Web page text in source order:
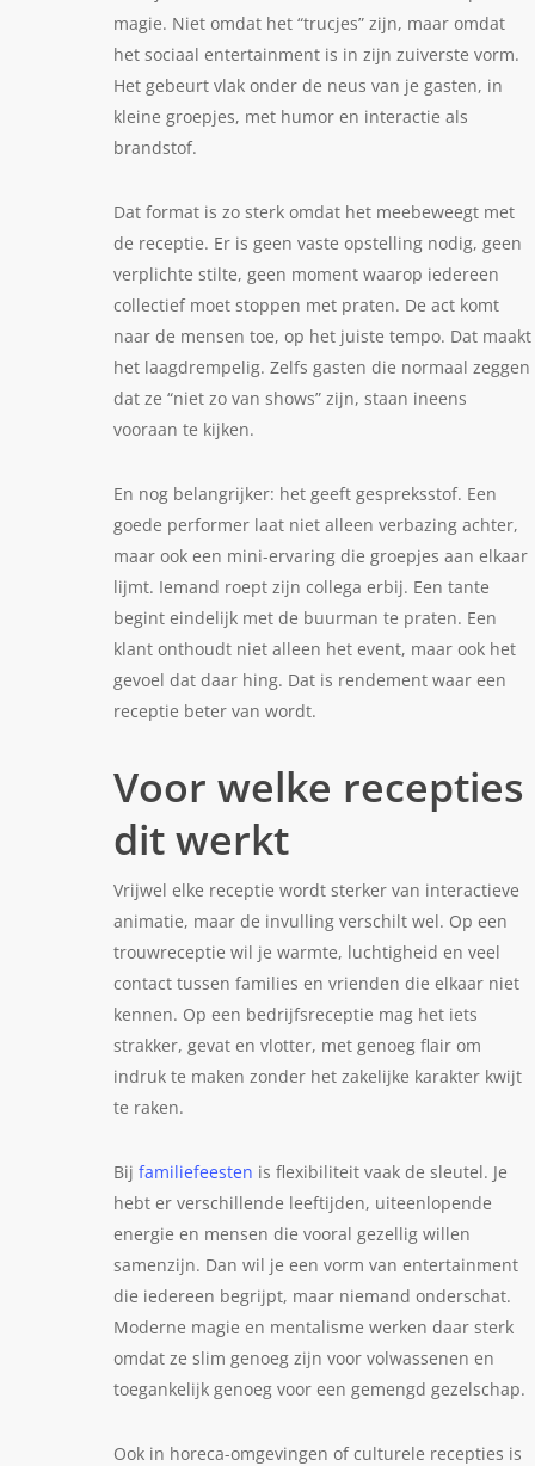
magie. Niet omdat het “trucjes” zijn, maar omdat
het sociaal entertainment is in zijn zuiverste vorm.
Het gebeurt vlak onder de neus van je gasten, in
kleine groepjes, met humor en interactie als
brandstof.
Dat format is zo sterk omdat het meebeweegt met
de receptie. Er is geen vaste opstelling nodig, geen
verplichte stilte, geen moment waarop iedereen
collectief moet stoppen met praten. De act komt
naar de mensen toe, op het juiste tempo. Dat maakt
het laagdrempelig. Zelfs gasten die normaal zeggen
dat ze “niet zo van shows” zijn, staan ineens
vooraan te kijken.
En nog belangrijker: het geeft gespreksstof. Een
goede performer laat niet alleen verbazing achter,
maar ook een mini-ervaring die groepjes aan elkaar
lijmt. Iemand roept zijn collega erbij. Een tante
begint eindelijk met de buurman te praten. Een
klant onthoudt niet alleen het event, maar ook het
gevoel dat daar hing. Dat is rendement waar een
receptie beter van wordt.
Voor welke recepties
dit werkt
Vrijwel elke receptie wordt sterker van interactieve
animatie, maar de invulling verschilt wel. Op een
trouwreceptie wil je warmte, luchtigheid en veel
contact tussen families en vrienden die elkaar niet
kennen. Op een bedrijfsreceptie mag het iets
strakker, gevat en vlotter, met genoeg flair om
indruk te maken zonder het zakelijke karakter kwijt
te raken.
Bij familiefeesten is flexibiliteit vaak de sleutel. Je
hebt er verschillende leeftijden, uiteenlopende
energie en mensen die vooral gezellig willen
samenzijn. Dan wil je een vorm van entertainment
die iedereen begrijpt, maar niemand onderschat.
Moderne magie en mentalisme werken daar sterk
omdat ze slim genoeg zijn voor volwassenen en
toegankelijk genoeg voor een gemengd gezelschap.
Ook in horeca-omgevingen of culturele recepties is